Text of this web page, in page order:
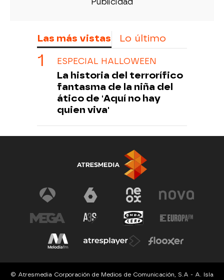
Las más vistas Lo último
ESPECIAL HALLOWEEN
La historia del terrorífico
fantasma de la niña del
ático de 'Aquí no hay
quien viva'
© Atresmedia Corporación de Medios de Comunicación, S.A - A. Isla